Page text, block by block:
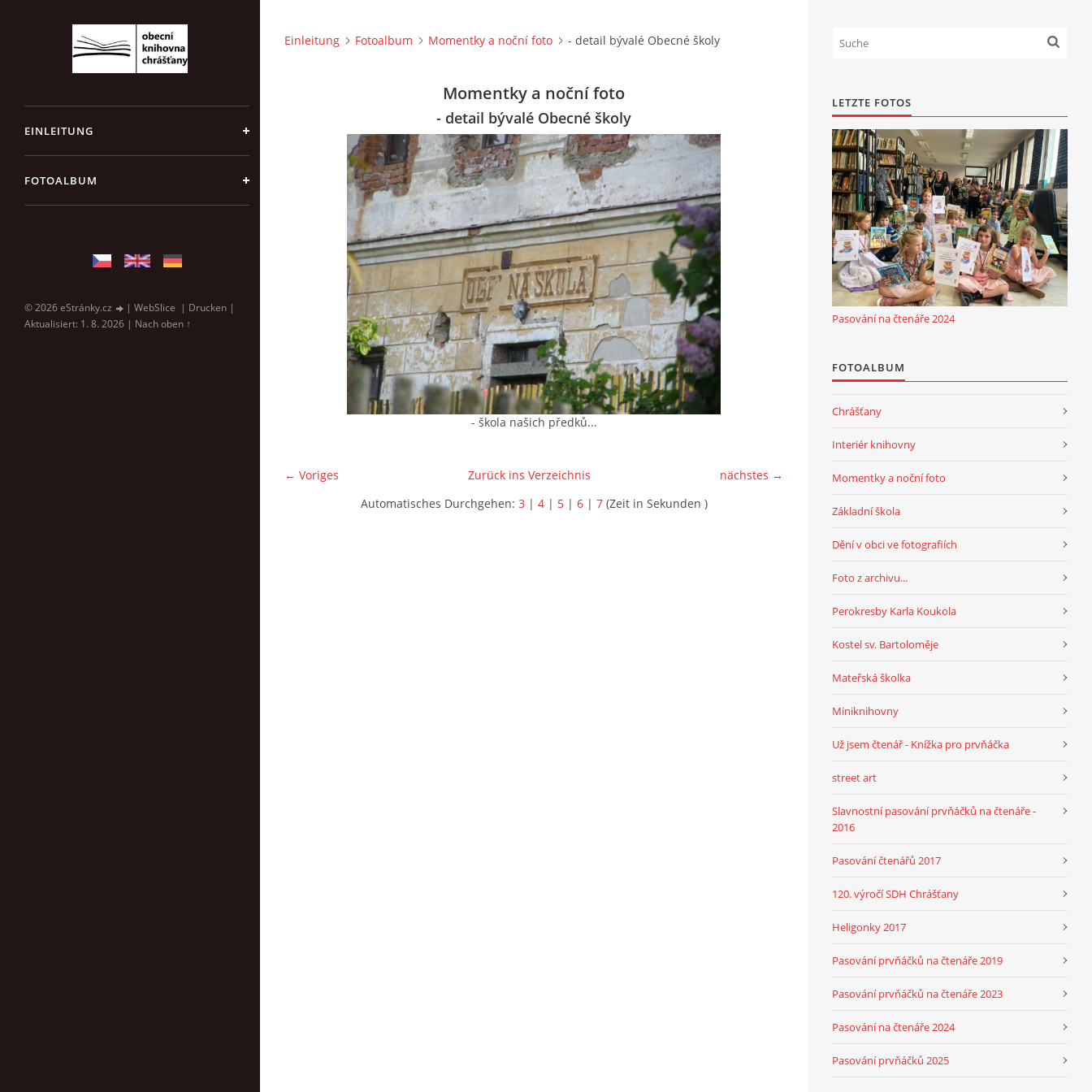
EINLEITUNG
FOTOALBUM
© 2026 eStránky.cz | WebSlice | Drucken |
Aktualisiert: 1. 8. 2026 | Nach oben ↑
Einleitung Fotoalbum Momentky a noční foto - detail bývalé Obecné školy
Momentky a noční foto
- detail bývalé Obecné školy
- škola našich předků...
← Voriges nächstes →
Zurück ins Verzeichnis
Automatisches Durchgehen: 3| 4| 5| 6| 7(Zeit in Sekunden )
LETZTE FOTOS
Pasování na čtenáře 2024
FOTOALBUM
Chrášťany
Interiér knihovny
Momentky a noční foto
Základní škola
Dění v obci ve fotografiích
Foto z archivu...
Perokresby Karla Koukola
Kostel sv. Bartoloměje
Mateřská školka
Miniknihovny
Už jsem čtenář - Knížka pro prvňáčka
street art
Slavnostní pasování prvňáčků na čtenáře -
2016
Pasování čtenářů 2017
120. výročí SDH Chrášťany
Heligonky 2017
Pasování prvňáčků na čtenáře 2019
Pasování prvňáčků na čtenáře 2023
Pasování na čtenáře 2024
Pasování prvňáčků 2025